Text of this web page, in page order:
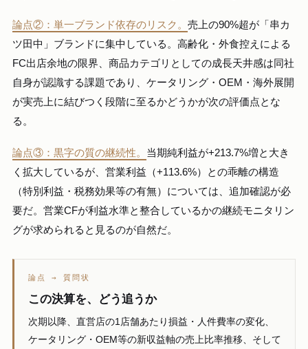
論点②：単一ブランド依存のリスク。 売上の90%超が「串カ
ツ田中」ブランドに集中している。高齢化・外食控えによる
FC出店余地の限界、商品カテゴリとしての成長天井感は同社
自身が認識する課題であり、ケータリング・OEM・海外展開
が実売上に結びつく段階に至るかどうかが次の評価点とな
る。
論点③：黒字の質の継続性。 当期純利益が+213.7%増と大き
く拡大しているが、営業利益（+113.6%）との乖離の構造
（特別利益・税務効果等の有無）については、追加確認が必
要だ。営業CFが利益水準と整合しているかの継続モニタリン
グが求められると見るのが自然だ。
論点 → 質問状
この決算を、どう追うか
次期以降、直営店の1店舗あたり損益・人件費率の変化、
ケータリング・OEM等の新収益軸の売上比率推移、そして